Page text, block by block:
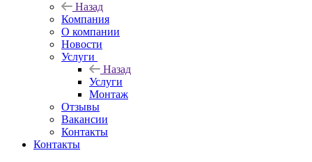
Назад
Компания
О компании
Новости
Услуги
Назад
Услуги
Монтаж
Отзывы
Вакансии
Контакты
Контакты